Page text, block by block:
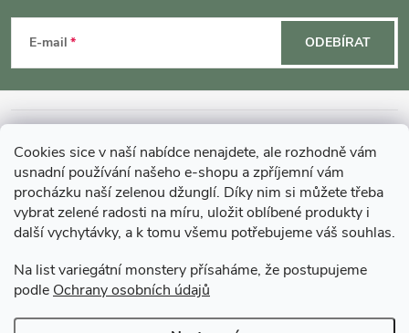
Cookies sice v naší nabídce nenajdete, ale rozhodně vám
usnadní používání našeho e-shopu a zpříjemní vám
procházku naší zelenou džunglí. Díky nim si můžete třeba
vybrat zelené radosti na míru, uložit oblíbené produkty i
další vychytávky, a k tomu všemu potřebujeme váš souhlas.
Na list variegátní monstery přísaháme, že postupujeme
podle Ochrany osobních údajů
p
a
E-mail ODEBÍRAT
MOHLO BY VÁS ZAJÍMAT
O GARDNERS
Gardners Design - Projekt, realizace a údržba zahrad a interiérů